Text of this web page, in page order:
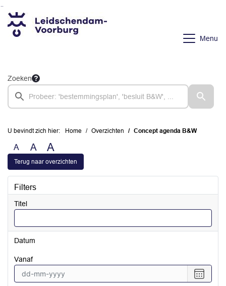
Ga naar de inhoud van deze pagina
Ga naar het zoeken
Ga naar het menu
Menu
Zoeken
U bevindt zich hier: Home Overzichten Concept agenda B&W
A A A
Terug naar overzichten
Filters
Titel
Datum
vanaf
een